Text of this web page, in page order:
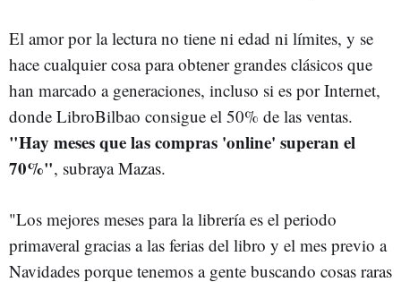
El amor por la lectura no tiene ni edad ni límites, y se
hace cualquier cosa para obtener grandes clásicos que
han marcado a generaciones, incluso si es por Internet,
donde LibroBilbao consigue el 50% de las ventas.
"Hay meses que las compras 'online' superan el
70%", subraya Mazas.
"Los mejores meses para la librería es el periodo
primaveral gracias a las ferias del libro y el mes previo a
Navidades porque tenemos a gente buscando cosas raras